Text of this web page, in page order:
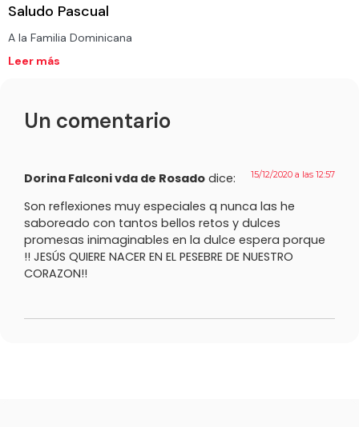
Saludo Pascual
A la Familia Dominicana
Leer más
Un comentario
Dorina Falconi vda de Rosado dice: 15/12/2020 a las 12:57
Son reflexiones muy especiales q nunca las he
saboreado con tantos bellos retos y dulces
promesas inimaginables en la dulce espera porque
!! JESÚS QUIERE NACER EN EL PESEBRE DE NUESTRO
CORAZON!!